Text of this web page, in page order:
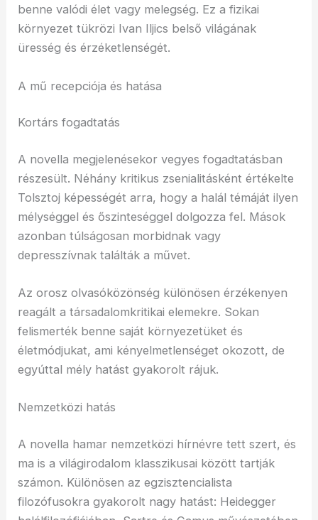
benne valódi élet vagy melegség. Ez a fizikai
környezet tükrözi Ivan Iljics belső világának
üresség és érzéketlenségét.
A mű recepciója és hatása
Kortárs fogadtatás
A novella megjelenésekor vegyes fogadtatásban
részesült. Néhány kritikus zsenialitásként értékelte
Tolsztoj képességét arra, hogy a halál témáját ilyen
mélységgel és őszinteséggel dolgozza fel. Mások
azonban túlságosan morbidnak vagy
depresszívnak találták a művet.
Az orosz olvasóközönség különösen érzékenyen
reagált a társadalomkritikai elemekre. Sokan
felismerték benne saját környezetüket és
életmódjukat, ami kényelmetlenséget okozott, de
egyúttal mély hatást gyakorolt rájuk.
Nemzetközi hatás
A novella hamar nemzetközi hírnévre tett szert, és
ma is a világirodalom klasszikusai között tartják
számon. Különösen az egzisztencialista
filozófusokra gyakorolt nagy hatást: Heidegger